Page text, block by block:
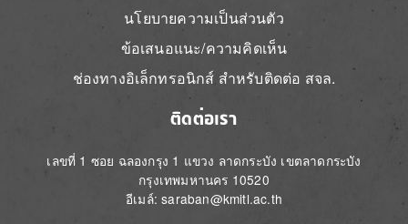
นโยบายความเป็นส่วนตัว
ข้อเสนอแนะ/ความคิดเห็น
ช่องทางอิเล็กทรอนิกส์ สำหรับติดต่อ สจล.
ติดต่อเรา
เลขที่ 1 ซอย ฉลองกรุง 1 แขวง ลาดกระบัง เขตลาดกระบัง
กรุงเทพมหานคร 10520
อีเมล์: saraban@kmitl.ac.th